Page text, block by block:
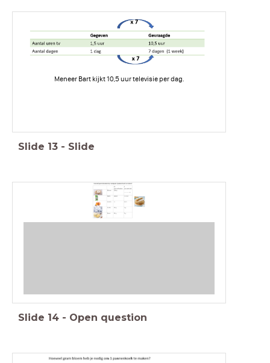
Meneer Bart kijkt 10,5 uur televisie per dag.
Slide 13 - Slide
Slide 14 - Open question